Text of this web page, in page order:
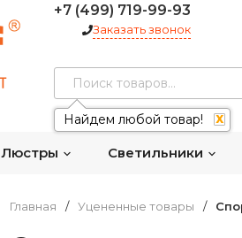
+7 (499) 719-99-93
Заказать звонок
Найдем любой товар! X
Люстры Светильники
Главная / Уцененные товары /